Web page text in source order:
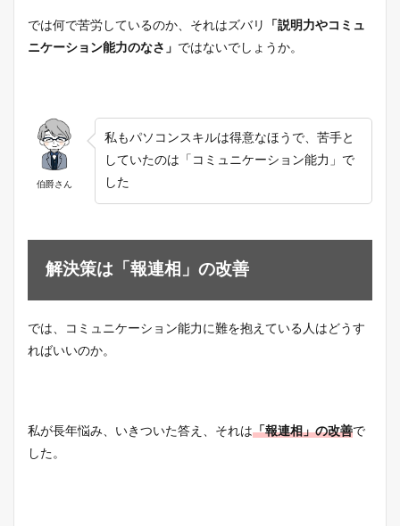
では何で苦労しているのか、それはズバリ
「説明力やコミュ
ニケーション能力のなさ」 ではないでしょうか。
伯爵さん
私もパソコンスキルは得意なほうで、苦手と
していたのは「コミュニケーション能力」で
した
解決策は「報連相」の改善
では、コミュニケーション能力に難を抱えている人はどうす
ればいいのか。
私が長年悩み、いきついた答え、それは「報連相」の改善で
した。